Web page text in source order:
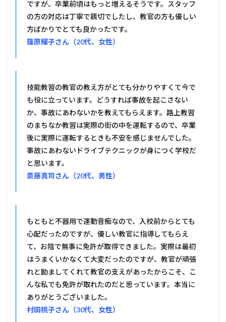
ですが、卒業前頃はもっと増えるそうです。スタッフ
の方の対応は丁寧で親切でしたし、教官の方も優しい
方ばかりでとても良かったです。
篠原耀子さん（20代、女性）
技能教習の教官の教え方がとても分かりやすくて今で
も役に立っています。どうすれば事故を起こさない
か、事故にあわないかを教えてもらえます。路上教習
のまちなか教習は実際の街の中を運転するので、卒業
後に実際に運転するときも不安を感じませんでした。
事故にあわないドライブテクニックが身につく学校だ
と思います。
斎藤真司さん（20代、男性）
もともと不器用で運動音痴なので、入校前からとても
心配だったのですが、優しい教官に指導してもらえ
て、お陰で無事に免許が取得できました。実際は最初
はうまくいかなくて大変だったのですが、教官が頑張
れと励ましてくれて教官の支えがあったからこそ、こ
んな私でも免許が取れたのだと思っています。本当に
ありがとうございました。
村田桃子さん（30代、女性）